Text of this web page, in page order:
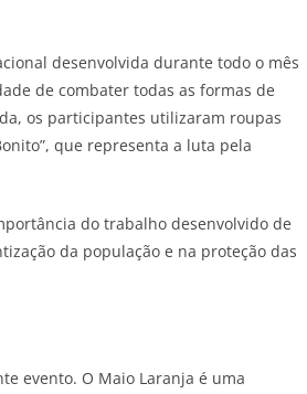
desenvolvida durante todo o mês
de combater todas as formas de
os participantes utilizaram roupas
que representa a luta pela
do trabalho desenvolvido de
da população e na proteção das
evento. O Maio Laranja é uma